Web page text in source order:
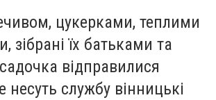
цукерками, теплими
зібрані їх батьками та
відправилися
несуть службу вінницькі